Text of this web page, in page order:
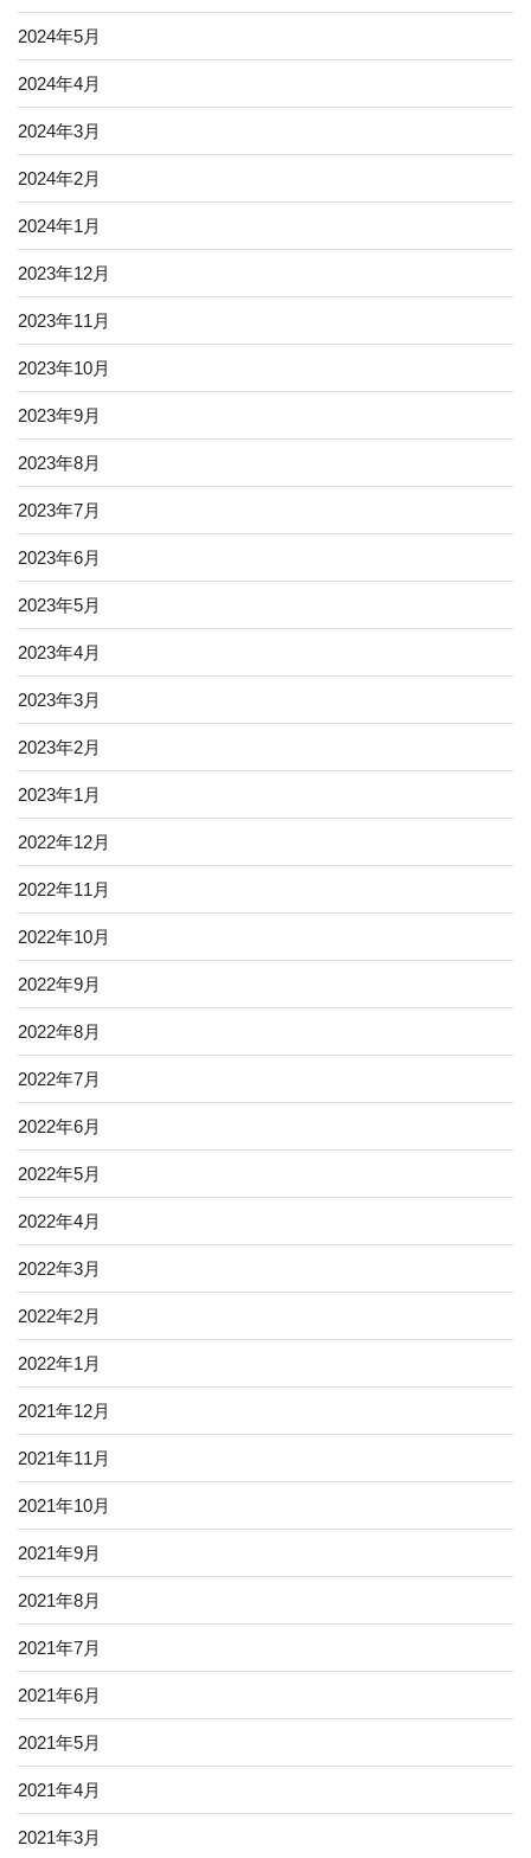
2024年5月
2024年4月
2024年3月
2024年2月
2024年1月
2023年12月
2023年11月
2023年10月
2023年9月
2023年8月
2023年7月
2023年6月
2023年5月
2023年4月
2023年3月
2023年2月
2023年1月
2022年12月
2022年11月
2022年10月
2022年9月
2022年8月
2022年7月
2022年6月
2022年5月
2022年4月
2022年3月
2022年2月
2022年1月
2021年12月
2021年11月
2021年10月
2021年9月
2021年8月
2021年7月
2021年6月
2021年5月
2021年4月
2021年3月